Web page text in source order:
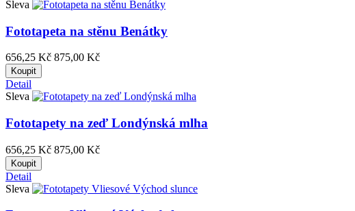
Sleva
Fototapeta na stěnu Benátky
656,25 Kč 875,00 Kč
Koupit
Detail
Sleva
Fototapety na zeď Londýnská mlha
656,25 Kč 875,00 Kč
Koupit
Detail
Sleva